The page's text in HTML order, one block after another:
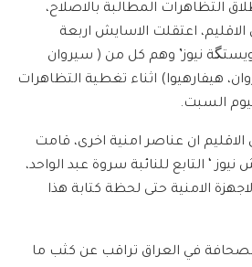
التظاهرات المطالبة بالاصلاح،
اعتقلت الاسايش اربعة
نيوز’ وهم كل من ( سيروان
هيفارهيوا) اثناء تغطية التظاهرات
السبت.
ان عناصر امنية اخرى، قامت
‘ التابع للنائبة سروة عبد الواحد،
الامنية حتى لحظة كتابة هذا
في العراق تراقب عن كثب ما